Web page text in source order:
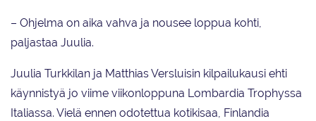
– Ohjelma on aika vahva ja nousee loppua kohti,
paljastaa Juulia.
Juulia Turkkilan ja Matthias Versluisin kilpailukausi ehti
käynnistyä jo viime viikonloppuna Lombardia Trophyssa
Italiassa. Vielä ennen odotettua kotikisaa, Finlandia